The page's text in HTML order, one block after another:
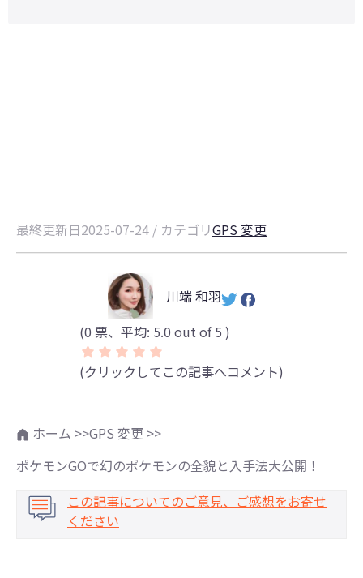
最終更新日2025-07-24 / カテゴリGPS 変更
川端 和羽
(0 票、平均: 5.0 out of 5 )
(クリックしてこの記事へコメント)
ホーム >>GPS 変更 >>
ポケモンGOで幻のポケモンの全貌と入手法大公開！
この記事についてのご意見、ご感想をお寄せ
ください